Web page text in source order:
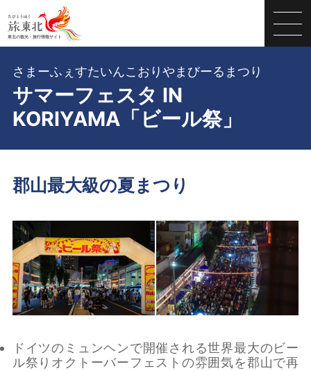
サマーフェスタ IN
KORIYAMA「ビール祭」
さまーふぇすたいんこおりやまびーるまつり
郡山最大級の夏まつり
ドイツのミュンヘンで開催される世界最大のビー
ル祭りオクトーバーフェストの雰囲気を郡山で再